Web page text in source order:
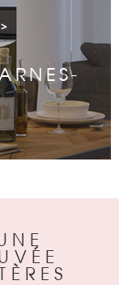
LOUER
BIENS LOUÉS
BIENS